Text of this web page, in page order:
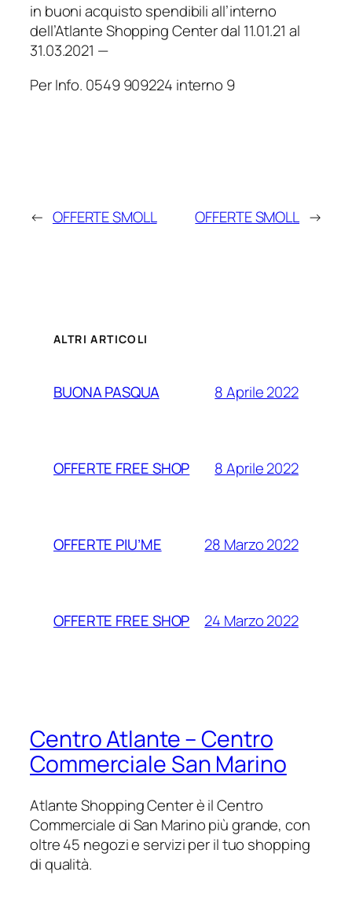
in buoni acquisto spendibili all’interno
dell’Atlante Shopping Center dal 11.01.21 al
31.03.2021 —
Per Info. 0549 909224 interno 9
← OFFERTE SMOLL OFFERTE SMOLL →
ALTRI ARTICOLI
BUONA PASQUA 8 Aprile 2022
OFFERTE FREE SHOP 8 Aprile 2022
OFFERTE PIU’ME 28 Marzo 2022
OFFERTE FREE SHOP 24 Marzo 2022
Centro Atlante – Centro
Commerciale San Marino
Atlante Shopping Center è il Centro
Commerciale di San Marino più grande, con
oltre 45 negozi e servizi per il tuo shopping
di qualità.